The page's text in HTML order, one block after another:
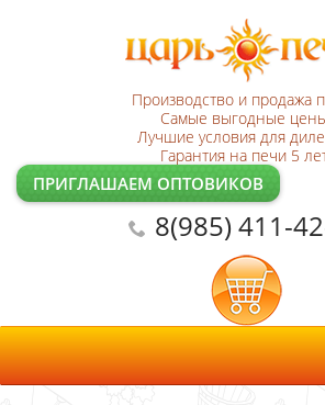
Производство и продажа
Самые выгодные
Лучшие условия для
Гарантия на печи 5
ПРИГЛАШАЕМ ОПТОВИКОВ
8(985) 411-